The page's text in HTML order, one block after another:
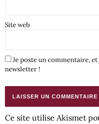
Site web
Je poste un commentaire,
newsletter !
Ce site utilise Akismet